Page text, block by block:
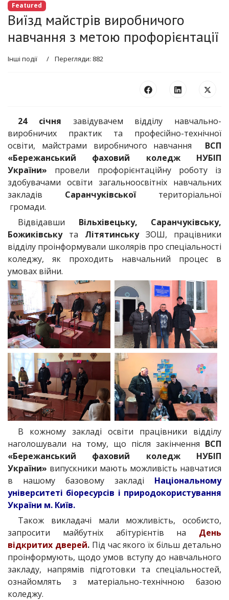
Featured
Виїзд майстрів виробничого
навчання з метою профорієнтації
Інші події Перегляди: 882
24 січня завідувачем відділу навчально-
виробничих практик та професійно-технічної
освіти, майстрами виробничого навчання ВСП
«Бережанський фаховий коледж НУБІП
України» провели профорієнтаційну роботу із
здобувачами освіти загальноосвітніх навчальних
закладів Саранчуківської територіальної
громади.
Відвідавши Вільхівецьку, Саранчуківську,
Божиківськута ЛітятинськуЗОШ, працівники
відділу проінформували школярів про спеціальності
коледжу, як проходить навчальний процес в
умовах війни.
В кожному закладі освіти працівники відділу
наголошували на тому, що після закінчення ВСП
«Бережанський фаховий коледж НУБІП
України» випускники мають можливість навчатися
в нашому базовому закладі Національному
університеті біоресурсів і природокористування
України м. Київ.
Також викладачі мали можливість, особисто,
запросити майбутніх абітурієнтів на
День
відкритих дверей.Під час якого їх більш детально
проінформують, щодо умов вступу до навчального
закладу, напрямів підготовки та спеціальностей,
ознайомлять з матеріально-технічною базою
коледжу.